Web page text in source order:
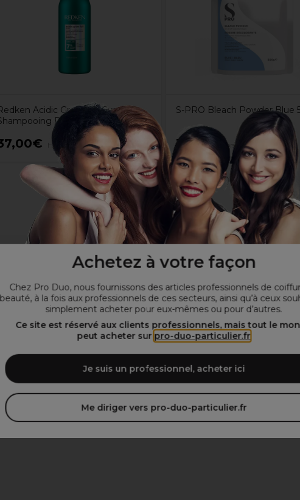
Achetez à votre façon
Chez Pro Duo, nous fournissons des articles professionnels de
beauté, à la fois aux professionnels de ces secteurs, ainsi qu’à ceux
simplement acheter pour eux-mêmes ou pour d’autres.
Ce site est réservé aux clients professionnels, mais tout le
peut acheter sur pro-duo-particulier.fr
Je suis un professionnel, acheter ici
Me diriger vers pro-duo-particulier.fr
Acidic Grow Full System
Densifiant 1L
Hors TVA
S-PRO Bleach Powder Blue
11,25€ Hors TVA